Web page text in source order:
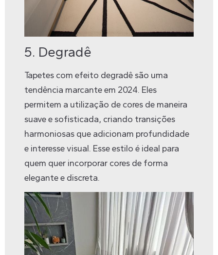
5. Degradê
Tapetes com efeito degradê são uma
tendência marcante em 2024. Eles
permitem a utilização de cores de maneira
suave e sofisticada, criando transições
harmoniosas que adicionam profundidade
e interesse visual. Esse estilo é ideal para
quem quer incorporar cores de forma
elegante e discreta.